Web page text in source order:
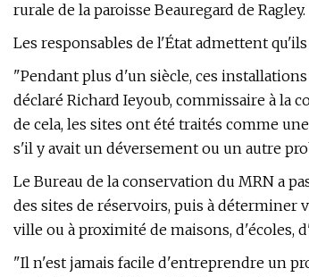
rurale de la paroisse Beauregard de Ragley.
Les responsables de l'État admettent
"Pendant plus d'un siècle, ces
déclaré Richard Ieyoub, commissaire à la
de cela, les sites ont été traités comme
s'il y avait un déversement ou un autre
Le Bureau de la conservation du MRN a
des sites de réservoirs, puis à déterminer
ville ou à proximité de maisons, d'écoles,
"Il n'est jamais facile d'entreprendre un